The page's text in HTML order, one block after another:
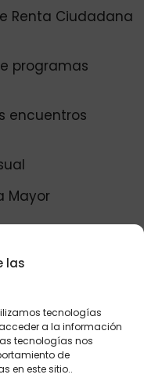
las
tecnologías
a la información
tecnologías nos
de
en este sitio..
del subsidio
ya que los